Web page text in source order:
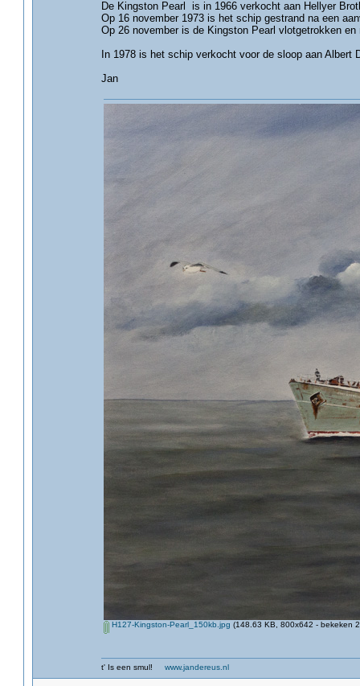
De Kingston Pearl is in 1966 verkocht aan Hellyer
Op 16 november 1973 is het schip gestrand na een
Op 26 november is de Kingston Pearl vlotgetrokken
In 1978 is het schip verkocht voor de sloop aan
Jan
H127-Kingston-Pearl_150kb.jpg (148.63 KB, 800x642 - bekeken
t' Is een smul! www.jandereus.nl